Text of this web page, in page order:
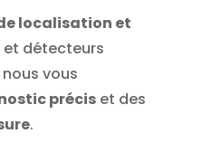
localisation et
et détecteurs
vous
préciset des
.